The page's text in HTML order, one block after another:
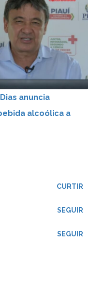
anuncia
alcoólica a
CURTIR
SEGUIR
SEGUIR